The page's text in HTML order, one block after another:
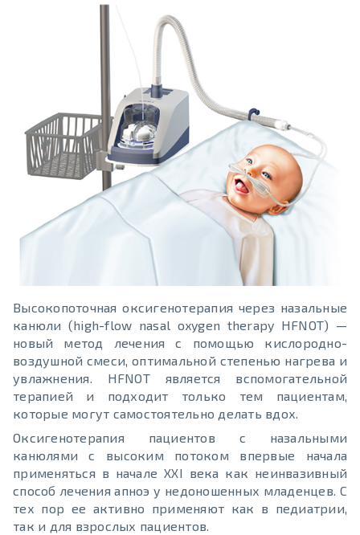
Высокопоточная оксигенотерапия через назальные
канюли (high-flow nasal oxygen therapy HFNOT) —
новый метод лечения с помощью кислородно-
воздушной смеси, оптимальной степенью нагрева и
увлажнения. HFNOT является вспомогательной
терапией и подходит только тем пациентам,
которые могут самостоятельно делать вдох.
Оксигенотерапия пациентов с назальными
канюлями с высоким потоком впервые начала
применяться в начале XXI века как неинвазивный
способ лечения апноэ у недоношенных младенцев. С
тех пор ее активно применяют как в педиатрии,
так и для взрослых пациентов.